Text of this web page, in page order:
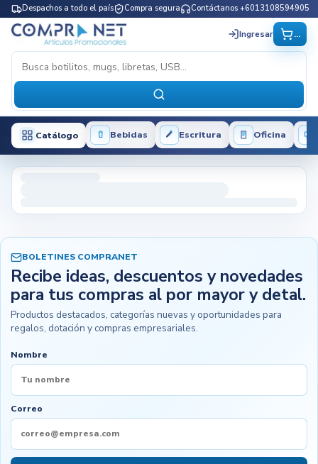
Despachos a todo el país Compra segura Contáctanos +6013108594905
Ingresar ...
Catálogo Bebidas Escritura Oficina
BOLETINES COMPRANET
Recibe ideas, descuentos y novedades
para tus compras al por mayor y detal.
Productos destacados, categorías nuevas y oportunidades para
regalos, dotación y compras empresariales.
Nombre
Correo